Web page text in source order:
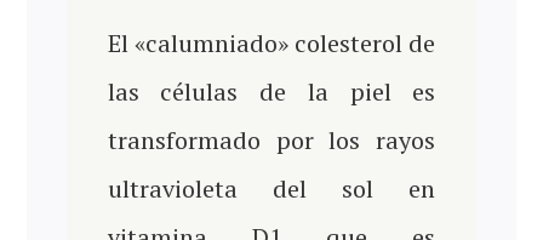
El «calumniado» colesterol de
las células de la piel es
transformado por los rayos
ultravioleta del sol en